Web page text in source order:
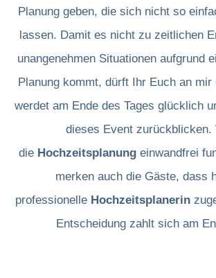
Planung geben, die sich nicht so
lassen. Damit es nicht zu zeitlichen
unangenehmen Situationen aufgrund
Planung kommt, dürft Ihr Euch an mir
werdet am Ende des Tages glücklich
dieses Event zurückblicken.
die Hochzeitsplanung einwandfrei
merken auch die Gäste, dass
professionelle Hochzeitsplanerin
Entscheidung zahlt sich am